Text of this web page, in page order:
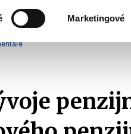
Marketingové
účetnictví
připojištění Vývoj